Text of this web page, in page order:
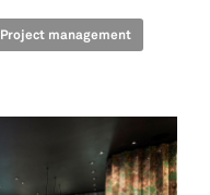
Project management